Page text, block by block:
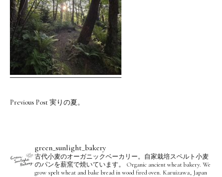
Previous Post 実りの夏。
green_sunlight_bakery
古代小麦のオーガニックベーカリー。自家栽培スペルト小麦
のパンを薪窯で焼いています。
Organic ancient wheat bakery. We
grow spelt wheat and bake bread in wood fired oven. Karuizawa, Japan